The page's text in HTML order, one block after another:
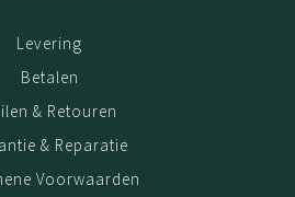
Levering
Betalen
& Retouren
& Reparatie
Voorwaarden